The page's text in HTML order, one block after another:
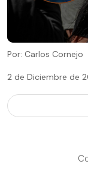
Por: Carlos Cornejo
2 de Diciembre de